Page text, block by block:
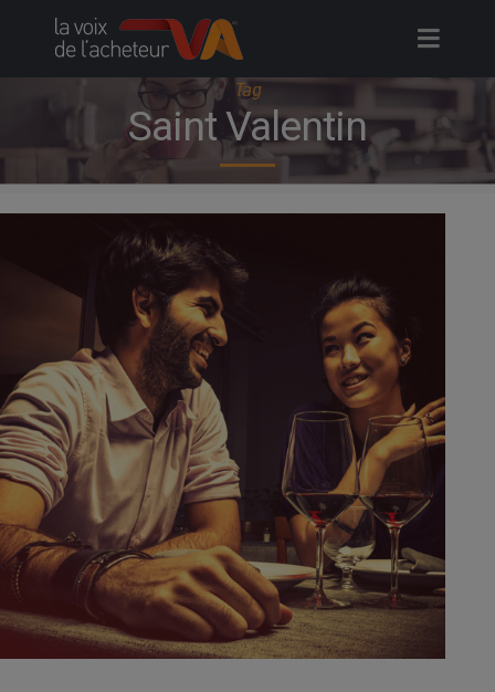
Tag
Saint Valentin